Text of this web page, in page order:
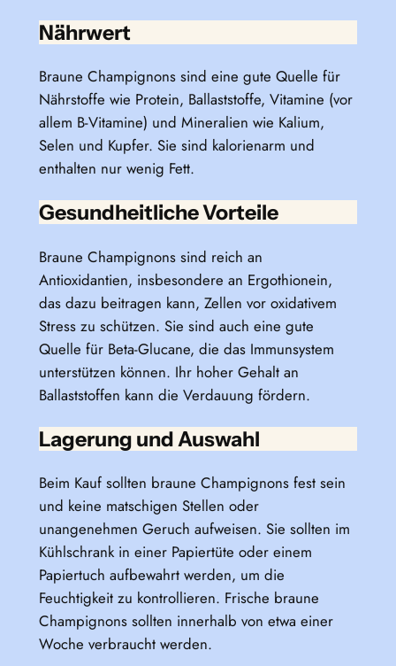
Nährwert
Braune Champignons sind eine gute Quelle für
Nährstoffe wie Protein, Ballaststoffe, Vitamine (vor
allem B-Vitamine) und Mineralien wie Kalium,
Selen und Kupfer. Sie sind kalorienarm und
enthalten nur wenig Fett.
Gesundheitliche Vorteile
Braune Champignons sind reich an
Antioxidantien, insbesondere an Ergothionein,
das dazu beitragen kann, Zellen vor oxidativem
Stress zu schützen. Sie sind auch eine gute
Quelle für Beta-Glucane, die das Immunsystem
unterstützen können. Ihr hoher Gehalt an
Ballaststoffen kann die Verdauung fördern.
Lagerung und Auswahl
Beim Kauf sollten braune Champignons fest sein
und keine matschigen Stellen oder
unangenehmen Geruch aufweisen. Sie sollten im
Kühlschrank in einer Papiertüte oder einem
Papiertuch aufbewahrt werden, um die
Feuchtigkeit zu kontrollieren. Frische braune
Champignons sollten innerhalb von etwa einer
Woche verbraucht werden.